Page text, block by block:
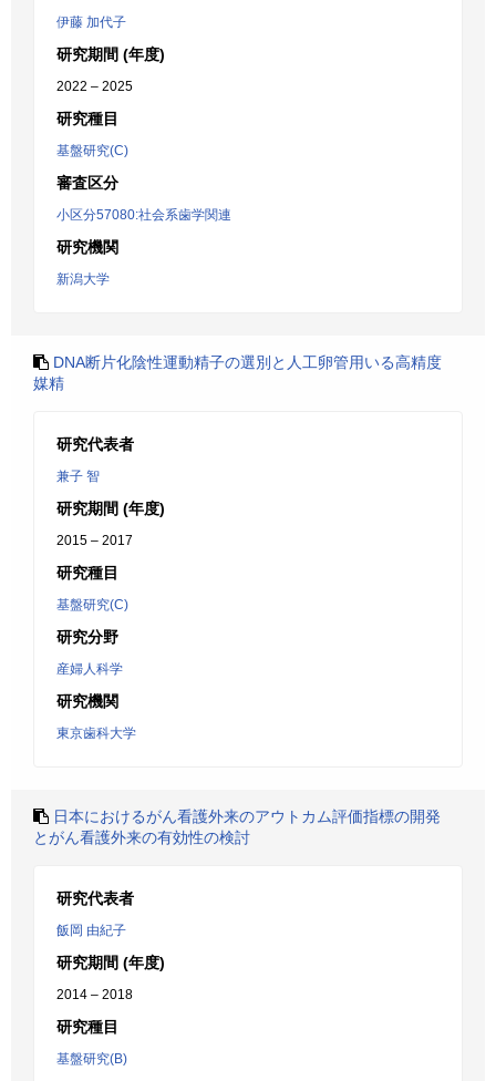
伊藤 加代子
研究期間 (年度)
2022 – 2025
研究種目
基盤研究(C)
審査区分
小区分57080:社会系歯学関連
研究機関
新潟大学
DNA断片化陰性運動精子の選別と人工卵管用いる高精度
媒精
研究代表者
兼子 智
研究期間 (年度)
2015 – 2017
研究種目
基盤研究(C)
研究分野
産婦人科学
研究機関
東京歯科大学
日本におけるがん看護外来のアウトカム評価指標の開発
とがん看護外来の有効性の検討
研究代表者
飯岡 由紀子
研究期間 (年度)
2014 – 2018
研究種目
基盤研究(B)